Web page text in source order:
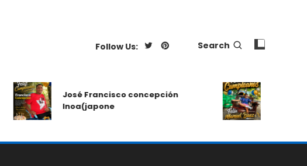
Follow Us: Search
José Francisco concepción
Inoa(japone
Felix
República